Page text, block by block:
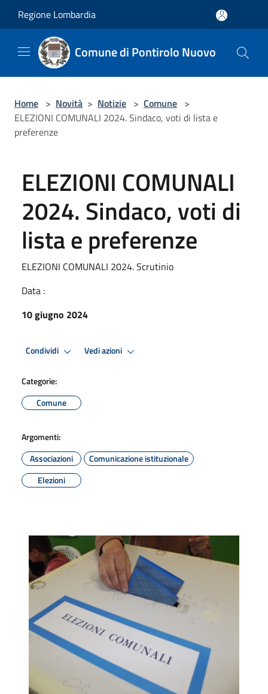
Regione Lombardia
Comune di Pontirolo Nuovo
Home > Novità > Notizie > Comune >
ELEZIONI COMUNALI 2024. Sindaco, voti di lista e
preferenze
ELEZIONI COMUNALI
2024. Sindaco, voti di
lista e preferenze
ELEZIONI COMUNALI 2024. Scrutinio
Data :
10 giugno 2024
Condividi Vedi azioni
Categorie:
Comune
Argomenti:
Associazioni
Comunicazione istituzionale
Elezioni